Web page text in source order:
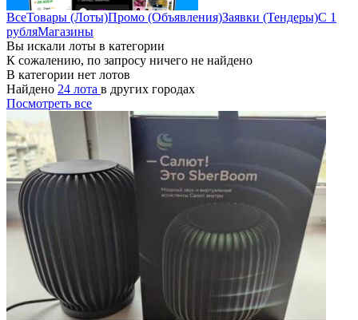
ВсеТовары (Лоты)Промо (Объявления)Заявки (Тендеры)С 1
рубляМагазины
Вы искали лоты в категории
К сожалению, по запросу ничего не найдено
В категории нет лотов
Найдено 24 лота в других городах
Посмотреть все